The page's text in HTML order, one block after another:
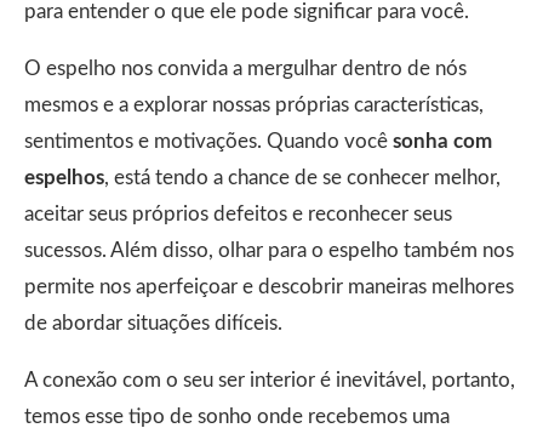
para entender o que ele pode significar para você.
O espelho nos convida a mergulhar dentro de nós
mesmos e a explorar nossas próprias características,
sentimentos e motivações. Quando você sonha com
espelhos, está tendo a chance de se conhecer melhor,
aceitar seus próprios defeitos e reconhecer seus
sucessos. Além disso, olhar para o espelho também nos
permite nos aperfeiçoar e descobrir maneiras melhores
de abordar situações difíceis.
A conexão com o seu ser interior é inevitável, portanto,
temos esse tipo de sonho onde recebemos uma